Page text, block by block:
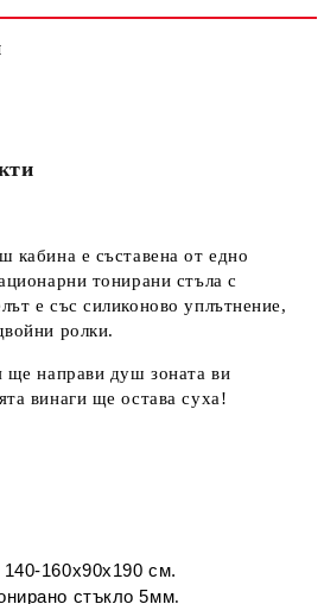
кабина е съставенаот едно
тонирани стъла с
е със силиконово уплътнение,
ролки.
ще направи душ зоната ви
винаги ще остава суха!
160х90х190 см.
стъкло 5мм.